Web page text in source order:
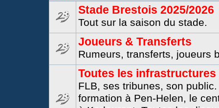
Stade Brestois 2025/2026
Tout sur la saison du stade.
Joueurs & Transferts
Rumeurs, transferts, joueurs
Toutes les infrastructures
FLB, ses tribunes, son
formation à Pen-Helen, le